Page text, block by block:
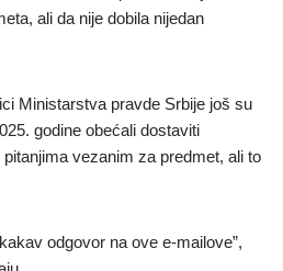
ali da nije dobila nijedan
Ministarstva pravde Srbije još su
godine obećali dostaviti
vezanim za predmet, ali to
odgovor na ove e-mailove”,